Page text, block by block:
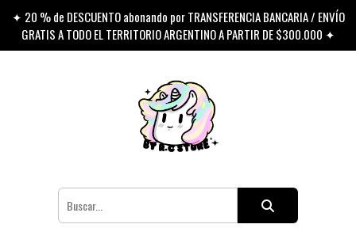
✦ 20 % de DESCUENTO abonando por TRANSFERENCIA BANCARIA / ENVÍO
GRATIS A TODO EL TERRITORIO ARGENTINO A PARTIR DE $300.000 ✦